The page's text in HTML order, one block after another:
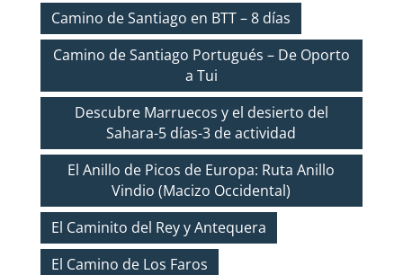
Camino de Santiago en BTT – 8 días
Camino de Santiago Portugués – De Oporto
a Tui
Descubre Marruecos y el desierto del
Sahara-5 días-3 de actividad
El Anillo de Picos de Europa: Ruta Anillo
Vindio (Macizo Occidental)
El Caminito del Rey y Antequera
El Camino de Los Faros